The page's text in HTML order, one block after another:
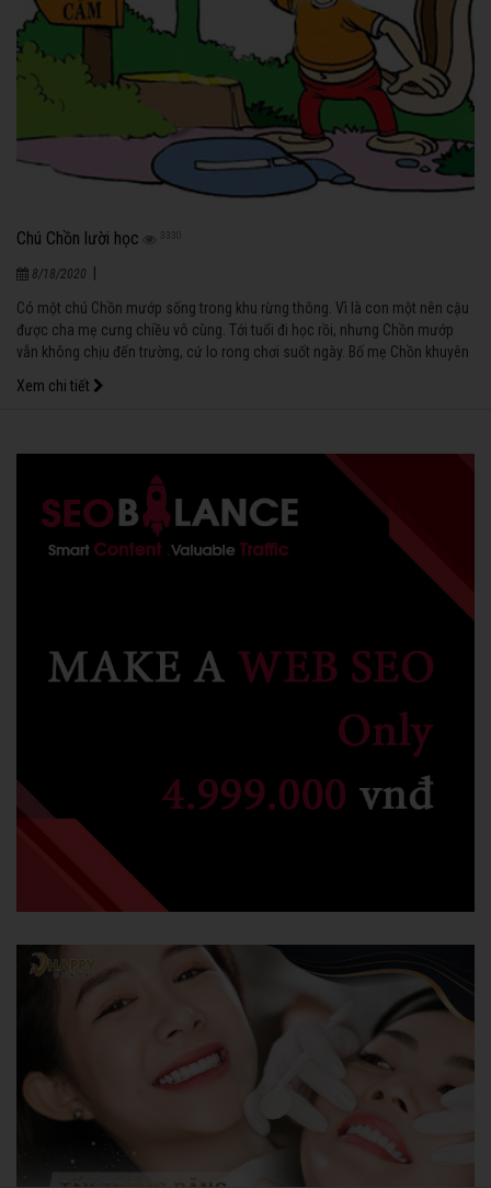
Chú Chồn lười học 3330
8/18/2020
Có một chú Chồn mướp sống trong khu rừng thông. Vì là con một nên cậu
được cha mẹ cưng chiều vô cùng. Tới tuổi đi học rồi, nhưng Chồn mướp
vẫn không chịu đến trường, cứ lo rong chơi suốt ngày. Bố mẹ Chồn khuyên
Xem chi tiết